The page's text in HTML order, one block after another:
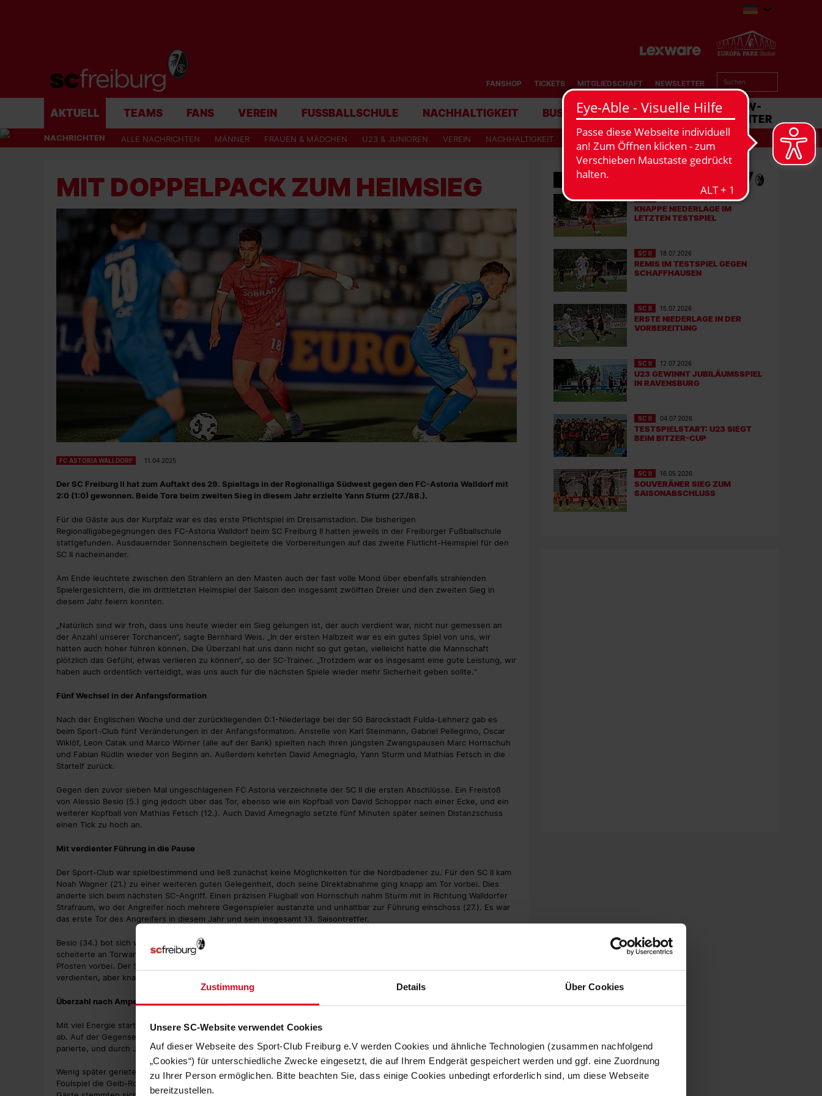
Zustimmung Details Über Cookies
Unsere SC-Website verwendet Cookies
Auf dieser Webseite des Sport-Club Freiburg e.V werden Cookies und ähnliche Technologien (zusammen nachfolgend
„Cookies“) für unterschiedliche Zwecke eingesetzt, die auf Ihrem Endgerät gespeichert werden und ggf. eine Zuordnung
zu Ihrer Person ermöglichen. Bitte beachten Sie, dass einige Cookies unbedingt erforderlich sind, um diese Webseite
bereitzustellen.
FANSHOP TICKETS MITGLIEDSCHAFT NEWSLETTER
AKTUELL TEAMS FANS VEREIN FUSSBALLSCHULE NACHHALTIGKEIT BUSINESS STADION MATCHCENTER
NACHRICHTEN ALLE NACHRICHTEN MÄNNER FRAUEN & MÄDCHEN U23 & JUNIOREN VEREIN NACHHALTIGKEIT
MIT DOPPELPACK ZUM HEIMSIEG
FC ASTORIA WALLDORF 11.04.2025
Der SC Freiburg II hat zum Auftakt des 29. Spieltags in der Regionalliga Südwest gegen den FC-Astoria Walldorf mit
2:0 (1:0) gewonnen. Beide Tore beim zweiten Sieg in diesem Jahr erzielte Yann Sturm (27./88.).
Für die Gäste aus der Kurpfalz war es das erste Pflichtspiel im Dreisamstadion. Die bisherigen
Regionalligabegegnungen des FC-Astoria Walldorf beim SC Freiburg II hatten jeweils in der Freiburger Fußballschule
stattgefunden. Ausdauernder Sonnenschein begleitete die Vorbereitungen auf das zweite Flutlicht-Heimspiel für den
SC II nacheinander.
Am Ende leuchtete zwischen den Strahlern an den Masten auch der fast volle Mond über ebenfalls strahlenden
Spielergesichtern, die im drittletzten Heimspiel der Saison den insgesamt zwölften Dreier und den zweiten Sieg in
diesem Jahr feiern konnten.
„Natürlich sind wir froh, dass uns heute wieder ein Sieg gelungen ist, der auch verdient war, nicht nur gemessen an
der Anzahl unserer Torchancen“, sagte Bernhard Weis. „In der ersten Halbzeit war es ein gutes Spiel von uns, wir
hätten auch höher führen können. Die Überzahl hat uns dann nicht so gut getan, vielleicht hatte die Mannschaft
plötzlich das Gefühl, etwas verlieren zu können“, so der SC-Trainer. „Trotzdem war es insgesamt eine gute Leistung, wir
haben auch ordentlich verteidigt, was uns auch für die nächsten Spiele wieder mehr Sicherheit geben sollte.“
Fünf Wechsel in der Anfangsformation
Nach der Englischen Woche und der zurückliegenden 0:1-Niederlage bei der SG Barockstadt Fulda-Lehnerz gab es
beim Sport-Club fünf Veränderungen in der Anfangsformation. Anstelle von Karl Steinmann, Gabriel Pellegrino, Oscar
Wiklöf, Leon Catak und Marco Wörner (alle auf der Bank) spielten nach ihren jüngsten Zwangspausen Marc Hornschuh
und Fabian Rüdlin wieder von Beginn an. Außerdem kehrten David Amegnaglo, Yann Sturm und Mathias Fetsch in die
Startelf zurück.
Gegen den zuvor sieben Mal ungeschlagenen FC Astoria verzeichnete der SC II die ersten Abschlüsse. Ein Freistoß
von Alessio Besio (5.) ging jedoch über das Tor, ebenso wie ein Kopfball von David Schopper nach einer Ecke, und ein
weiterer Kopfball von Mathias Fetsch (12.). Auch David Amegnaglo setzte fünf Minuten später seinen Distanzschuss
einen Tick zu hoch an.
Mit verdienter Führung in die Pause
Der Sport-Club war spielbestimmend und ließ zunächst keine Möglichkeiten für die Nordbadener zu. Für den SC II kam
Noah Wagner (21.) zu einer weiteren guten Gelegenheit, doch seine Direktabnahme ging knapp am Tor vorbei. Dies
änderte sich beim nächsten SC-Angriff. Einen präzisen Flugball von Hornschuh nahm Sturm mit in Richtung Walldorfer
Strafraum, wo der Angreifer noch mehrere Gegenspieler austanzte und unhaltbar zur Führung einschoss (27.). Es war
das erste Tor des Angreifers in diesem Jahr und sein insgesamt 13. Saisontreffer.
Besio (34.) bot sich wenig später in aussichtsreicher Position die Gelegenheit zu erhöhen, doch der Schweizer
scheiterte an Torwart Mario Schragl. Anschließend ging ein weiterer Distanzschuss von Amegnaglo knapp am langen
Pfosten vorbei. Der SC II blieb auch weiterhin die aktivere Mannschaft. Mit einem deutlichen Chancenplus und einer
verdienten, aber knappen Führung ging es in die Halbzeitpause.
Überzahl nach Ampelkarte für Astoria
Mit viel Energie startete die U23 auch in die zweite Hälfte. Einen Schuss von Ruben Müller wehrte Schragl gerade noch
ab. Auf der Gegenseite kamen auch die Gäste durch einen Flachschuss von Jonas Arcalean, den Jaaso Jantunen
parierte, und durch Jannis Boziaris (49.), der knapp am rechten Pfosten vorbeischoss, zu ersten Möglichkeiten.
Wenig später gerieten die Gäste in Unterzahl. Der zuvor schon verwarnte Yannick Thermann sah nach einem erneuten
Foulspiel die Gelb-Rote Karte (54.). Einfacher wurde es für den Sport-Club auch mit einem Spieler mehr nicht. Die
SC II 01.08.2026
KNAPPE NIEDERLAGE IM
LETZTEN TESTSPIEL
SC II 18.07.2026
REMIS IM TESTSPIEL GEGEN
SCHAFFHAUSEN
SC II 15.07.2026
ERSTE NIEDERLAGE IN DER
VORBEREITUNG
SC II 12.07.2026
U23 GEWINNT JUBILÄUMSSPIEL
IN RAVENSBURG
SC II 04.07.2026
TESTSPIELSTART: U23 SIEGT
BEIM BITZER-CUP
SC II 16.05.2026
SOUVERÄNER SIEG ZUM
SAISONABSCHLUSS